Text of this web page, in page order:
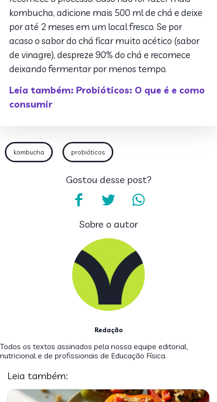
kombucha, adicione mais 500 ml de chá e deixe
por até 2 meses em um local fresco. Se por
acaso o sabor do chá ficar muito acético (sabor
de vinagre), despreze 90% do chá e recomece
deixando fermentar por menos tempo.
Leia também: Probióticos: O que é e como
consumir
kombucha probióticos
Gostou desse post?
Sobre o autor
Redação
Todos os textos assinados pela nossa equipe editorial,
nutricional e de profissionais de Educação Física.
Leia também: